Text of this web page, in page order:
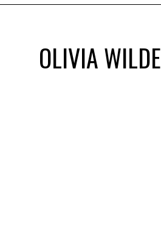
OLIVIA WILDE